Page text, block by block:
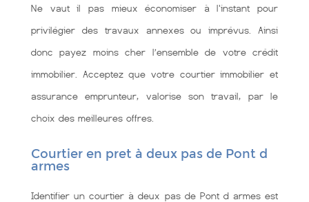
Ne vaut il pas mieux économiser à l'instant pour
privilégier des travaux annexes ou imprévus. Ainsi
donc payez moins cher l’ensemble de votre crédit
immobilier. Acceptez que votre courtier immobilier et
assurance emprunteur, valorise son travail, par le
choix des meilleures offres.
Courtier en pret à deux pas de Pont d
armes
Identifier un courtier à deux pas de Pont d armes est